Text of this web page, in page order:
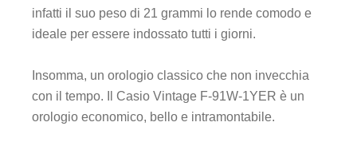
infatti il suo peso di 21 grammi lo rende comodo e
ideale per essere indossato tutti i giorni.
Insomma, un orologio classico che non invecchia
con il tempo. Il Casio Vintage F-91W-1YER è un
orologio economico, bello e intramontabile.